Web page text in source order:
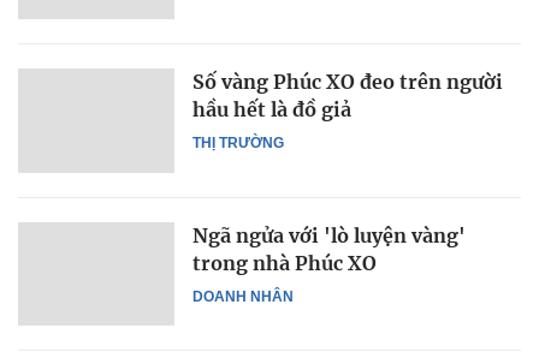
THỊ TRƯỜNG
Số vàng Phúc XO đeo trên người
hầu hết là đồ giả
DOANH NHÂN
Ngã ngửa với 'lò luyện vàng'
trong nhà Phúc XO